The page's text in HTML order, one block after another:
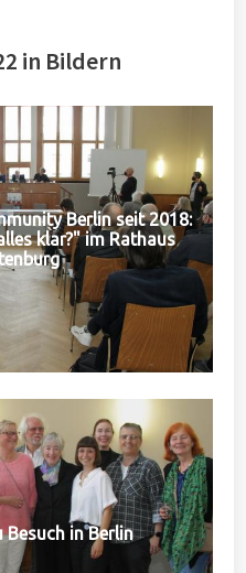
in Bildern
Berlin seit 2018:
klar?" im Rathaus
Besuch in Berlin